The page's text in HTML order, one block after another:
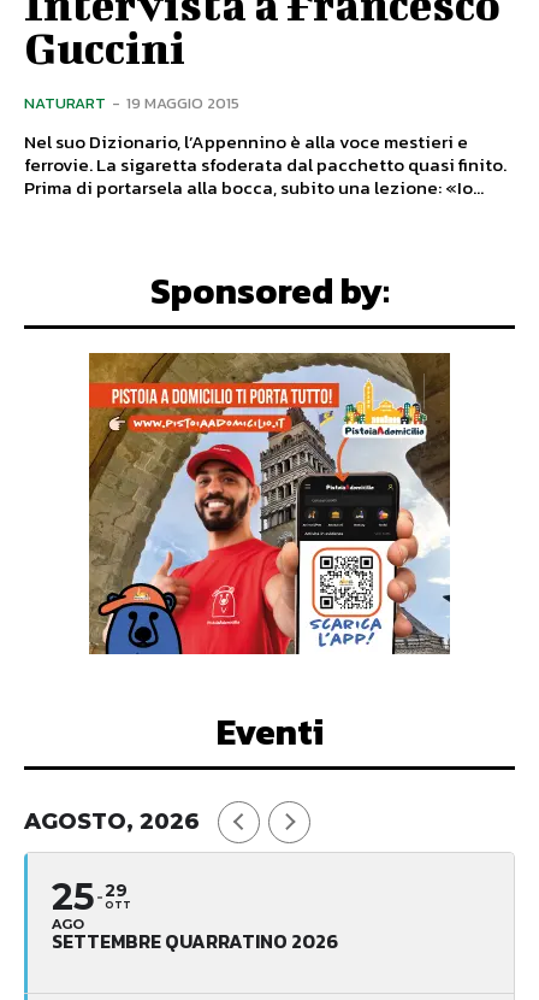
Guccini
NATURART - 19 MAGGIO 2015
Nel suo Dizionario, l’Appennino è alla voce mestieri e
ferrovie. La sigaretta sfoderata dal pacchetto quasi finito.
Prima di portarsela alla bocca, subito una lezione: «Io...
Sponsored by:
Eventi
AGOSTO, 2026
25
AGO
29
OTT
SETTEMBRE QUARRATINO 2026